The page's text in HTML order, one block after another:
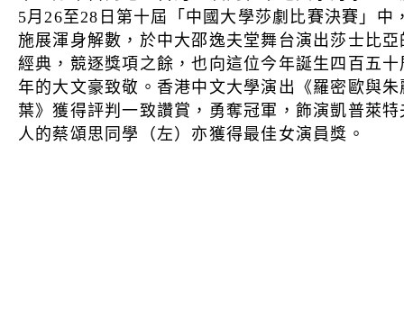
5月26至28日第十屆「中國大學莎劇比賽決賽」中
施展渾身解數，於中大邵逸夫堂舞台演出莎士比亞
經典，競逐獎項之餘，也向這位今年誕生四百五十
年的大文豪致敬。香港中文大學演出《羅密歐與朱
葉》獲得評判一致讚賞，勇奪冠軍，飾演凱普萊特
人的蔡頌思同學（左）亦獲得最佳女演員獎。